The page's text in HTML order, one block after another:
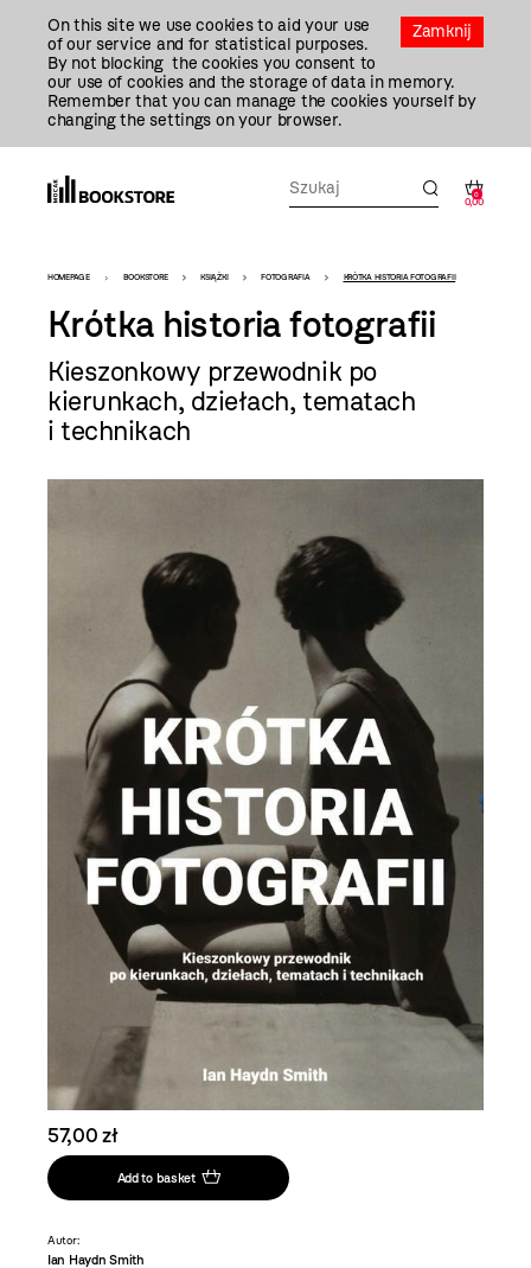
Zamknij
On this site we use cookies to aid your use
of our service and for statistical purposes.
By not blocking the cookies you consent to
our use of cookies and the storage of data in memory.
Remember that you can manage the cookies yourself by
changing the settings on your browser.
0
0,00
Bookstore
-
szablon
szczegóły
HOMEPAGE BOOKSTORE KSIĄŻKI FOTOGRAFIA KRÓTKA HISTORIA FOTOGRAFII
Krótka historia fotografii
Kieszonkowy przewodnik po
kierunkach, dziełach, tematach
i technikach
57,00 zł
Add to basket
Autor:
Ian Haydn Smith